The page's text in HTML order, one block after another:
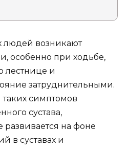
людей возникают
особенно при ходьбе,
лестнице и
затруднительными.
симптомов
сустава,
развивается на фоне
в суставах и